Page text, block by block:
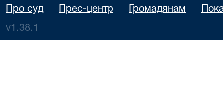
Про суд Прес-центр Громадянам
v1.38.1